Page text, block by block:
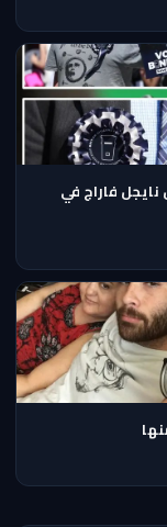
فاراج في